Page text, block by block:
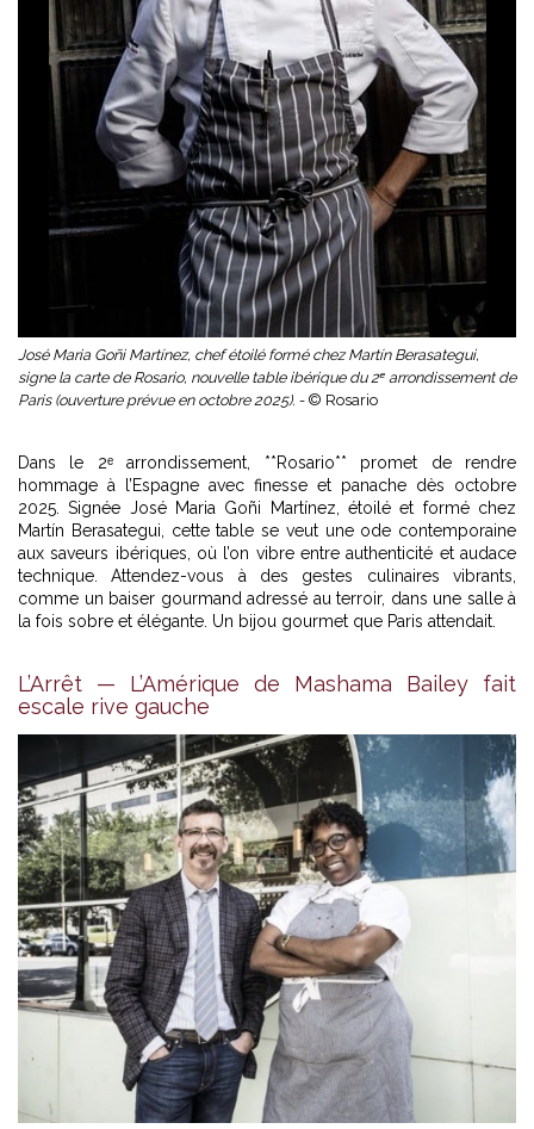
José Maria Goñi Martínez, chef étoilé formé chez Martín Berasategui,
signe la carte de Rosario, nouvelle table ibérique du 2ᵉ arrondissement de
Paris (ouverture prévue en octobre 2025). - © Rosario
Dans le 2ᵉ arrondissement, **Rosario** promet de rendre
hommage à l’Espagne avec finesse et panache dès octobre
2025. Signée José Maria Goñi Martínez, étoilé et formé chez
Martín Berasategui, cette table se veut une ode contemporaine
aux saveurs ibériques, où l’on vibre entre authenticité et audace
technique. Attendez-vous à des gestes culinaires vibrants,
comme un baiser gourmand adressé au terroir, dans une salle à
la fois sobre et élégante. Un bijou gourmet que Paris attendait.
L’Arrêt — L’Amérique de Mashama Bailey fait
escale rive gauche